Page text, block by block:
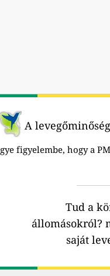
A
figyelembe, hogy a PM
Tud a
állomásokról?
saját